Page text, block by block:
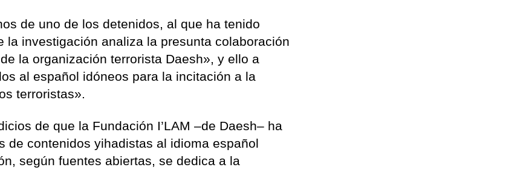
de uno de los detenidos, al que ha tenido
la investigación analiza la presunta colaboración
la organización terrorista Daesh», y ello a
al español idóneos para la incitación a la
terroristas».
de que la Fundación I’LAM –de Daesh– ha
de contenidos yihadistas al idioma español
según fuentes abiertas, se dedica a la